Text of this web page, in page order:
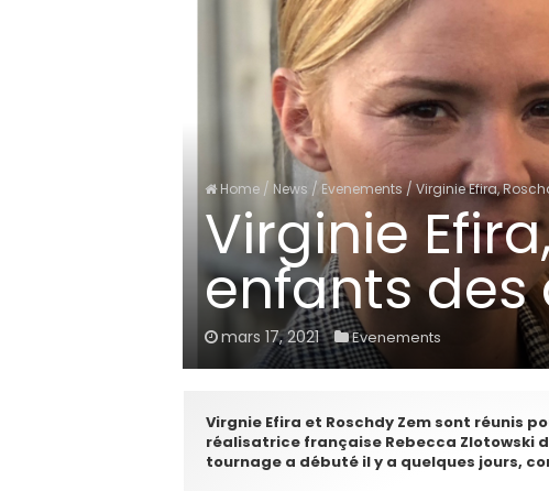
Home / News / Evenements/Virginie Efira,
Virginie
enfants des
mars 17, 2021 Evenements
Virgnie Efira et Roschdy Zem sont réunis
réalisatrice française Rebecca Zlotowski
tournage a débuté il y a quelques jours,